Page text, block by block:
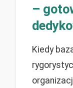
–
Kiedy